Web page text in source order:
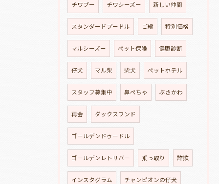
チワプー チワシーズー 新しい仲間
スタンダードプードル ご縁 特別価格
マルシーズー ペット保険 健康診断
仔犬 マル柴 柴犬 ペットホテル
スタッフ募集中 鼻ぺちゃ ぶさかわ
再会 ダックスフンド
ゴールデンドゥードル
ゴールデンレトリバー 乗っ取り 詐欺
インスタグラム チャンピオンの仔犬